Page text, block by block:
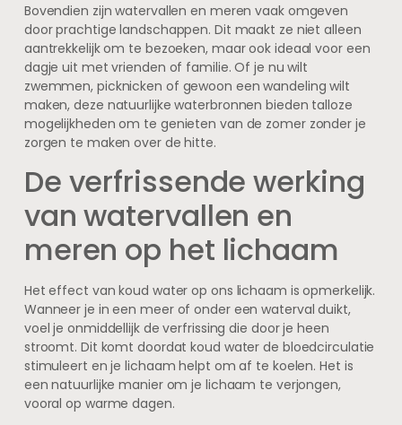
Bovendien zijn watervallen en meren vaak omgeven
door prachtige landschappen. Dit maakt ze niet alleen
aantrekkelijk om te bezoeken, maar ook ideaal voor een
dagje uit met vrienden of familie. Of je nu wilt
zwemmen, picknicken of gewoon een wandeling wilt
maken, deze natuurlijke waterbronnen bieden talloze
mogelijkheden om te genieten van de zomer zonder je
zorgen te maken over de hitte.
De verfrissende werking
van watervallen en
meren op het lichaam
Het effect van koud water op ons lichaam is opmerkelijk.
Wanneer je in een meer of onder een waterval duikt,
voel je onmiddellijk de verfrissing die door je heen
stroomt. Dit komt doordat koud water de bloedcirculatie
stimuleert en je lichaam helpt om af te koelen. Het is
een natuurlijke manier om je lichaam te verjongen,
vooral op warme dagen.